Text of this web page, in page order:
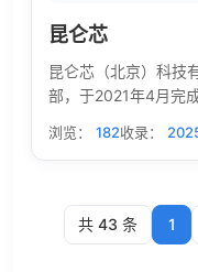
昆仑芯
昆仑芯（北京）科技
部，于2021年4月完
在体系结构、芯片实
浏览： 182收录：
共 43 条 1